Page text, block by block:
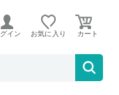
イン お気に入り
13点丸軸